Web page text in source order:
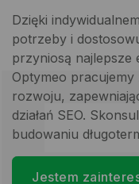
Dzięki
potrzeby i
przyniosą najlepsze
Optymeo
rozwoju,
działań SEO.
budowaniu
Jestem